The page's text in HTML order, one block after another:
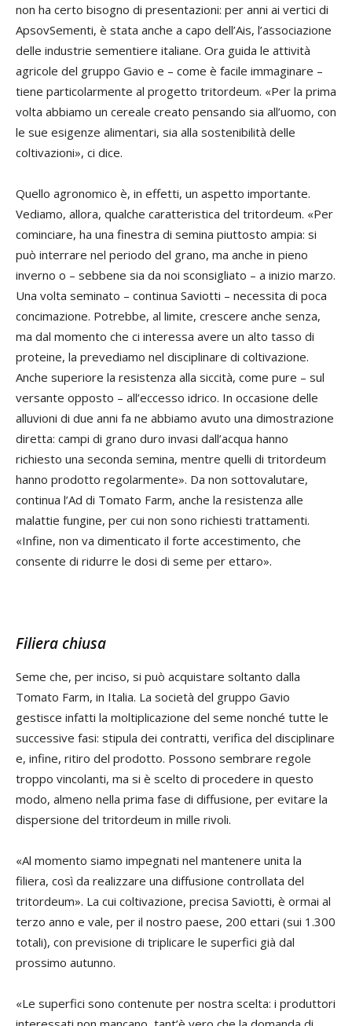
non ha certo bisogno di presentazioni: per anni ai vertici di
ApsovSementi, è stata anche a capo dell’Ais, l’associazione
delle industrie sementiere italiane. Ora guida le attività
agricole del gruppo Gavio e – come è facile immaginare –
tiene particolarmente al progetto tritordeum. «Per la prima
volta abbiamo un cereale creato pensando sia all’uomo, con
le sue esigenze alimentari, sia alla sostenibilità delle
coltivazioni», ci dice.
Quello agronomico è, in effetti, un aspetto importante.
Vediamo, allora, qualche caratteristica del tritordeum. «Per
cominciare, ha una finestra di semina piuttosto ampia: si
può interrare nel periodo del grano, ma anche in pieno
inverno o – sebbene sia da noi sconsigliato – a inizio marzo.
Una volta seminato – continua Saviotti – necessita di poca
concimazione. Potrebbe, al limite, crescere anche senza,
ma dal momento che ci interessa avere un alto tasso di
proteine, la prevediamo nel disciplinare di coltivazione.
Anche superiore la resistenza alla siccità, come pure – sul
versante opposto – all’eccesso idrico. In occasione delle
alluvioni di due anni fa ne abbiamo avuto una dimostrazione
diretta: campi di grano duro invasi dall’acqua hanno
richiesto una seconda semina, mentre quelli di tritordeum
hanno prodotto regolarmente». Da non sottovalutare,
continua l’Ad di Tomato Farm, anche la resistenza alle
malattie fungine, per cui non sono richiesti trattamenti.
«Infine, non va dimenticato il forte accestimento, che
consente di ridurre le dosi di seme per ettaro».
Filiera chiusa
Seme che, per inciso, si può acquistare soltanto dalla
Tomato Farm, in Italia. La società del gruppo Gavio
gestisce infatti la moltiplicazione del seme nonché tutte le
successive fasi: stipula dei contratti, verifica del disciplinare
e, infine, ritiro del prodotto. Possono sembrare regole
troppo vincolanti, ma si è scelto di procedere in questo
modo, almeno nella prima fase di diffusione, per evitare la
dispersione del tritordeum in mille rivoli.
«Al momento siamo impegnati nel mantenere unita la
filiera, così da realizzare una diffusione controllata del
tritordeum». La cui coltivazione, precisa Saviotti, è ormai al
terzo anno e vale, per il nostro paese, 200 ettari (sui 1.300
totali), con previsione di triplicare le superfici già dal
prossimo autunno.
«Le superfici sono contenute per nostra scelta: i produttori